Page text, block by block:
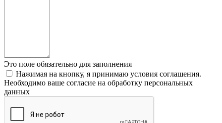
Это поле обязательно для заполнения
Нажимая на кнопку, я принимаю условия соглашения.
Необходимо ваше согласие на обработку персональных
данных